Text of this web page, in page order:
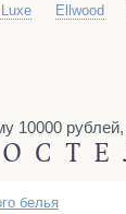
Ellwood
рублей,
белья